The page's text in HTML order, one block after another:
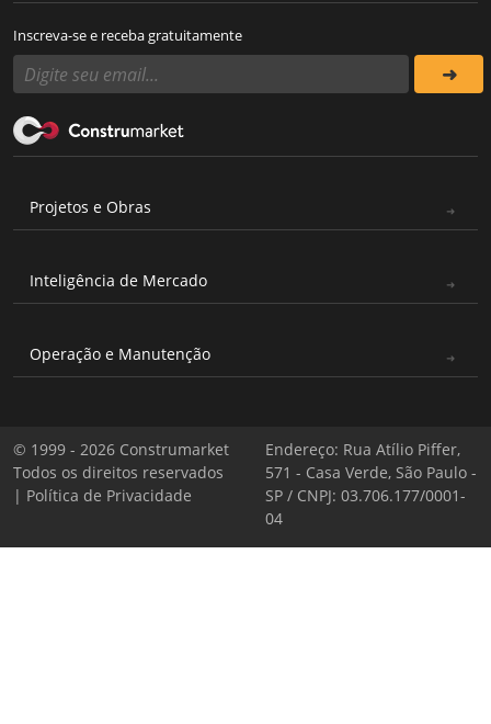
Inscreva-se e receba gratuitamente
Projetos e Obras
Inteligência de Mercado
Operação e Manutenção
© 1999 - 2026 Construmarket
Todos os direitos reservados
| Política de Privacidade
Endereço: Rua Atílio Piffer,
571 - Casa Verde, São Paulo -
SP / CNPJ: 03.706.177/0001-
04